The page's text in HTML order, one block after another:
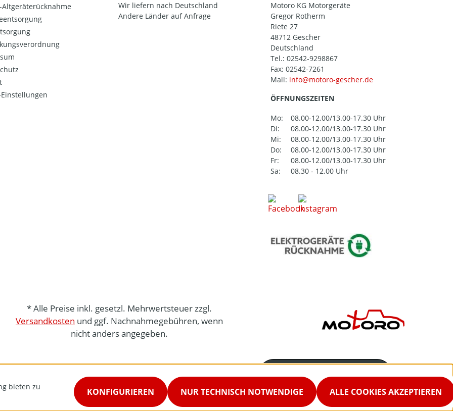
Altgeräterücknahme
Einstellungen
Wir liefern nach Deutschland
Andere Länder auf Anfrage
Motoro KG Motorgeräte
Gregor Rotherm
Riete 27
48712 Gescher
Deutschland
Tel.: 02542-9298867
Fax: 02542-7261
Mail:
ÖFFNUNGSZEITEN
Mo:
08.00-12.00/13.00-17.30 Uhr
Di:
08.00-12.00/13.00-17.30 Uhr
Mi:
08.00-12.00/13.00-17.30 Uhr
Do:
08.00-12.00/13.00-17.30 Uhr
Fr:
08.00-12.00/13.00-17.30 Uhr
Sa:
08.30 - 12.00 Uhr
* Alle Preise inkl. gesetzl. Mehrwertsteuer zzgl.
Versandkosten und ggf. Nachnahmegebühren, wenn
nicht anders angegeben.
02542-9298867
Servicezeiten
bieten zu
NUR TECHNISCH NOTWENDIGE
KONFIGURIEREN ALLE COOKIES AKZEPTIEREN